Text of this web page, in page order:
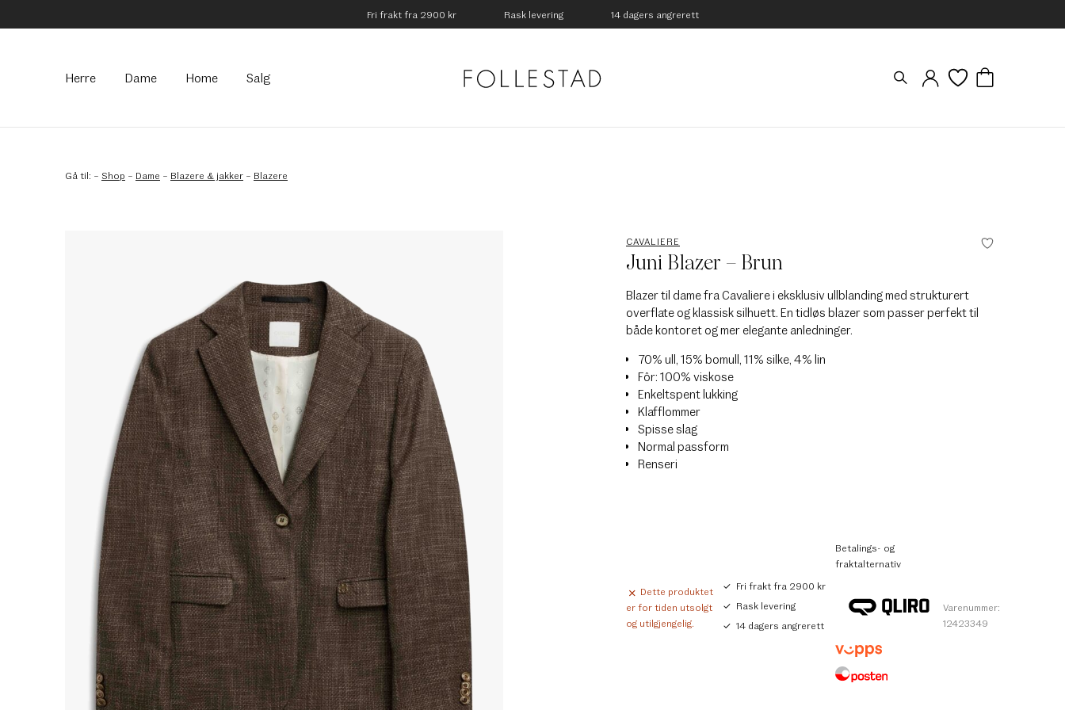
Fri frakt fra 2900 kr Rask levering 14 dagers angrerett
Hovedmeny
Herre Dame Home Salg
Gå til: – Shop – Dame – Blazere & jakker – Blazere
CAVALIERE
Juni Blazer – Brun
Blazer til dame fra Cavaliere i eksklusiv ullblanding med strukturert
overflate og klassisk silhuett. En tidløs blazer som passer perfekt til
både kontoret og mer elegante anledninger.
70% ull, 15% bomull, 11% silke, 4% lin
Fôr: 100% viskose
Enkeltspent lukking
Klafflommer
Spisse slag
Normal passform
Renseri
Dette produktet
er for tiden utsolgt
og utilgjengelig.
Fri frakt fra 2900 kr
Rask levering
14 dagers angrerett
Betalings- og
fraktalternativ
Varenummer:
12423349